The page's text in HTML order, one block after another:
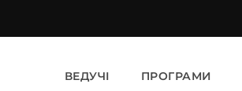
ВЕДУЧІ ПРОГРАМИ